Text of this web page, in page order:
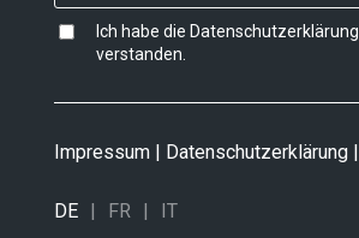
Ich habe die Datenschutzerklärung
verstanden.
Impressum | Datenschutzerklärung |
DE FR IT